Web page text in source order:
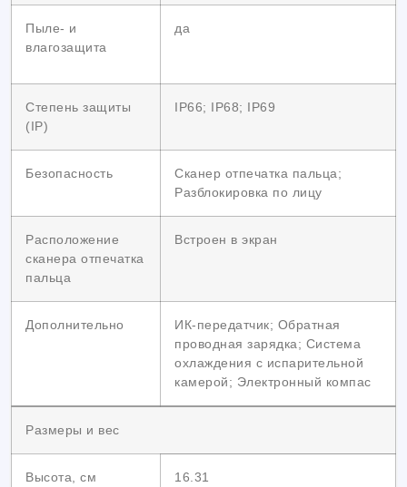
Пыле- и
влагозащита
да
Степень защиты
(IP)
IP66; IP68; IP69
Безопасность
Сканер отпечатка пальца;
Разблокировка по лицу
Расположение
сканера отпечатка
пальца
Встроен в экран
Дополнительно
ИК-передатчик; Обратная
проводная зарядка; Система
охлаждения с испарительной
камерой; Электронный компас
Размеры и вес
Высота, см 16.31